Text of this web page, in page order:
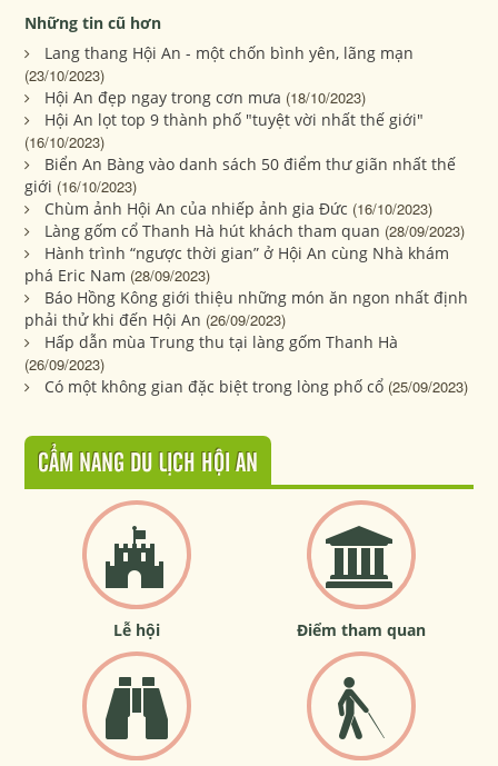
Những tin cũ hơn
Lang thang Hội An - một chốn bình yên, lãng mạn
(23/10/2023)
Hội An đẹp ngay trong cơn mưa (18/10/2023)
Hội An lọt top 9 thành phố "tuyệt vời nhất thế giới"
(16/10/2023)
Biển An Bàng vào danh sách 50 điểm thư giãn nhất thế
giới (16/10/2023)
Chùm ảnh Hội An của nhiếp ảnh gia Đức (16/10/2023)
Làng gốm cổ Thanh Hà hút khách tham quan (28/09/2023)
Hành trình “ngược thời gian” ở Hội An cùng Nhà khám
phá Eric Nam (28/09/2023)
Báo Hồng Kông giới thiệu những món ăn ngon nhất định
phải thử khi đến Hội An (26/09/2023)
Hấp dẫn mùa Trung thu tại làng gốm Thanh Hà
(26/09/2023)
Có một không gian đặc biệt trong lòng phố cổ (25/09/2023)
CẨM NANG DU LỊCH HỘI AN
Lễ hội Điểm tham quan